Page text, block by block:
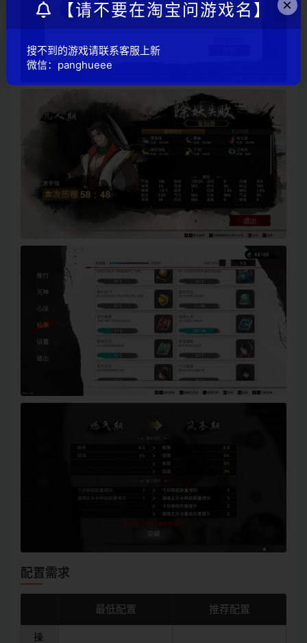
配置需求
最低配置 推荐配置
操
×
【请不要在淘宝问游戏名】
搜不到的游戏请联系客服上新
微信：panghueee